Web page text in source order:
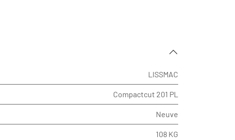
LISSMAC
Compactcut 201 PL
Neuve
108 KG